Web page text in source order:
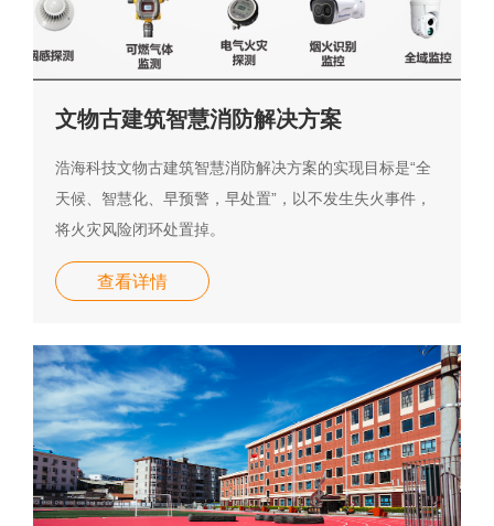
文物古建筑智慧消防解决方案
浩海科技文物古建筑智慧消防解决方案的实现目标是“全
天候、智慧化、早预警，早处置”，以不发生失火事件，
将火灾风险闭环处置掉。
查看详情